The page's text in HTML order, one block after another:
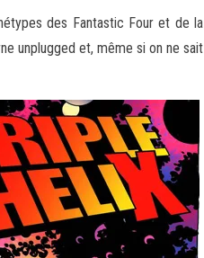
des Fantastic Four et de la
unplugged et, même si on ne sait